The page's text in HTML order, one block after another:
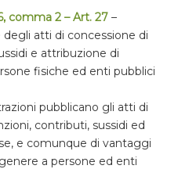
comma 2 – Art. 27–
atti di concessione di
e attribuzione di
fisiche ed enti pubblici
pubblicano gli atti di
contributi, sussidi ed
e comunque di vantaggi
a persone ed enti